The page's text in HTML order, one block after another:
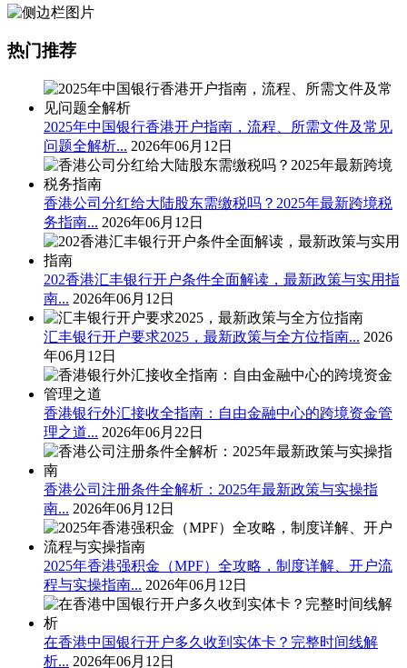
热门推荐
2025年中国银行香港开户指南，流程、所需文件及常见
问题全解析... 2026年06月12日
香港公司分红给大陆股东需缴税吗？2025年最新跨境税
务指南... 2026年06月12日
202香港汇丰银行开户条件全面解读，最新政策与实用指
南... 2026年06月12日
汇丰银行开户要求2025，最新政策与全方位指南... 2026
年06月12日
香港银行外汇接收全指南：自由金融中心的跨境资金管
理之道... 2026年06月22日
香港公司注册条件全解析：2025年最新政策与实操指
南... 2026年06月12日
2025年香港强积金（MPF）全攻略，制度详解、开户流
程与实操指南... 2026年06月12日
在香港中国银行开户多久收到实体卡？完整时间线解
析... 2026年06月12日